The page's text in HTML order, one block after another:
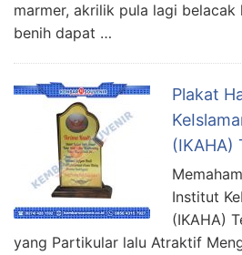
marmer, akrilik pula lagi belacak
benih dapat …
Plakat
(IKAHA)
Institut
(IKAHA)
yang Partikular lalu Atraktif